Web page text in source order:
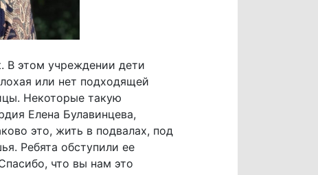
В этом учреждении дети
или нет подходящей
Некоторые такую
Елена Булавинцева,
это, жить в подвалах, под
Ребята обступили ее
что вы нам это